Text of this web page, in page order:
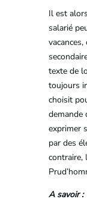
Il est
salarié
texte de
toujours
choisit
demande
exprimer
par des
contraire,
A savoir :